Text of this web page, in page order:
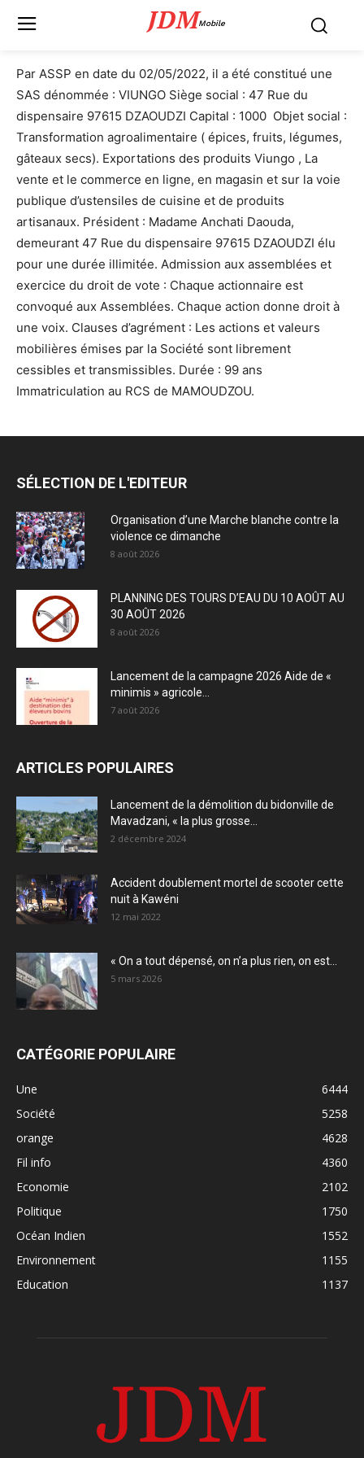
JDMMobile
Par ASSP en date du 02/05/2022, il a été constitué une
SAS dénommée : VIUNGO Siège social : 47 Rue du
dispensaire 97615 DZAOUDZI Capital : 1000  Objet social :
Transformation agroalimentaire ( épices, fruits, légumes,
gâteaux secs). Exportations des produits Viungo , La
vente et le commerce en ligne, en magasin et sur la voie
publique d’ustensiles de cuisine et de produits
artisanaux. Président : Madame Anchati Daouda,
demeurant 47 Rue du dispensaire 97615 DZAOUDZI élu
pour une durée illimitée. Admission aux assemblées et
exercice du droit de vote : Chaque actionnaire est
convoqué aux Assemblées. Chaque action donne droit à
une voix. Clauses d’agrément : Les actions et valeurs
mobilières émises par la Société sont librement
cessibles et transmissibles. Durée : 99 ans
Immatriculation au RCS de MAMOUDZOU.
SÉLECTION DE L'EDITEUR
Organisation d’une Marche blanche contre la
violence ce dimanche
8 août 2026
PLANNING DES TOURS D’EAU DU 10 AOÛT AU
30 AOÛT 2026
8 août 2026
Lancement de la campagne 2026 Aide de «
minimis » agricole...
7 août 2026
ARTICLES POPULAIRES
Lancement de la démolition du bidonville de
Mavadzani, « la plus grosse...
2 décembre 2024
Accident doublement mortel de scooter cette
nuit à Kawéni
12 mai 2022
« On a tout dépensé, on n’a plus rien, on est...
5 mars 2026
CATÉGORIE POPULAIRE
Une
6444
Société
5258
orange
4628
Fil info
4360
Economie
2102
Politique
1750
Océan Indien
1552
Environnement
1155
Education
1137